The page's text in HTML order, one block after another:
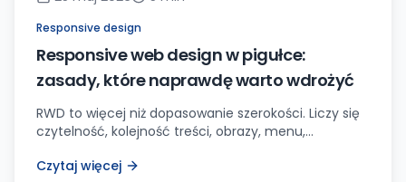
Responsive design
Responsive web design w pigułce:
zasady, które naprawdę warto wdrożyć
RWD to więcej niż dopasowanie szerokości. Liczy się
czytelność, kolejność treści, obrazy, menu,
Czytaj więcej